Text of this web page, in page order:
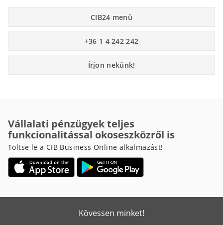
CIB24 menü
+36 1 4 242 242
Írjon nekünk!
Vállalati pénzügyek teljes
funkcionalitással okoseszközről is
Töltse le a CIB Business Online alkalmazást!
Kövessen minket!